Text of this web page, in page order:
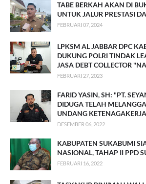
TABE BERKAH AKAN DI
UNTUK JALUR PRESTASI
FEBRUARI 07, 2024
LPKSM AL JABBAR DPC
DUKUNG POLRI TINDAK
JASA DEBT COLLECTOR
FEBRUARI 27, 2023
FARID YASIN, SH: "PT.
DIDUGA TELAH
UNDANG
DESEMBER 06, 2022
KABUPATEN SUKABUMI
NASIONAL, TAHAP II PPD
FEBRUARI 16, 2022